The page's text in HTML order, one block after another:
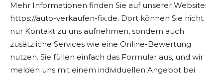
Mehr Informationen finden Sie auf unserer Website:
https://auto-verkaufen-fix.de. Dort können Sie nicht
nur Kontakt zu uns aufnehmen, sondern auch
zusätzliche Services wie eine Online-Bewertung
nutzen. Sie füllen einfach das Formular aus, und wir
melden uns mit einem individuellen Angebot bei